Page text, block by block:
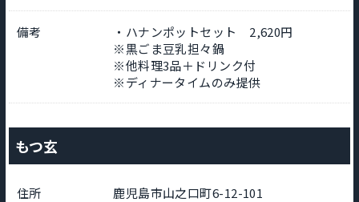
備考
・ハナンポットセット 2,620円
※黒ごま豆乳担々鍋
※他料理3品＋ドリンク付
※ディナータイムのみ提供
もつ玄
住所 鹿児島市山之口町6-12-101